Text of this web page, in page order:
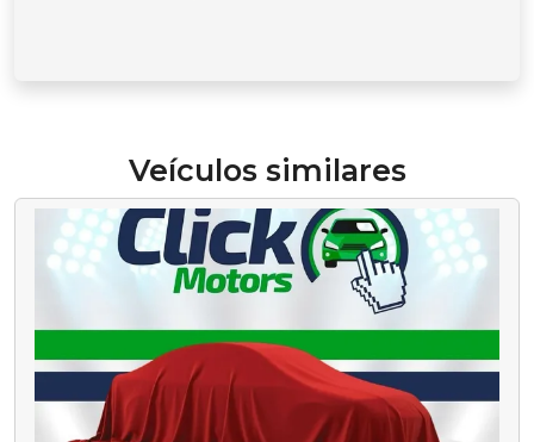
Veículos similares